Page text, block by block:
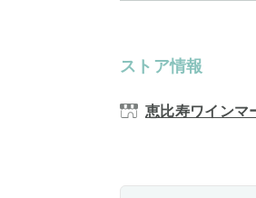
ストア情報
恵比寿ワインマ